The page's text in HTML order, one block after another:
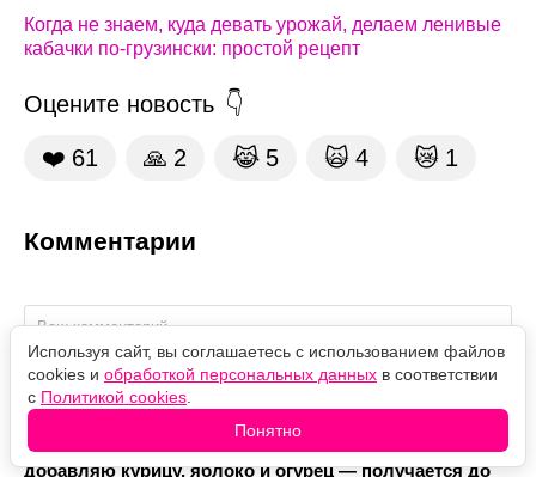
Когда не знаем, куда девать урожай, делаем ленивые
кабачки по-грузински: простой рецепт
Оцените новость
❤️ 61 🙏 2 😹 5 🙀 4 😿 1
Комментарии
Так салат с пекинкой мало кто готовит, а зря:
добавляю курицу, яблоко и огурец — получается до
Используя сайт, вы соглашаетесь с использованием файлов
cookies и обработкой персональных данных в соответствии
с Политикой cookies
Понятно